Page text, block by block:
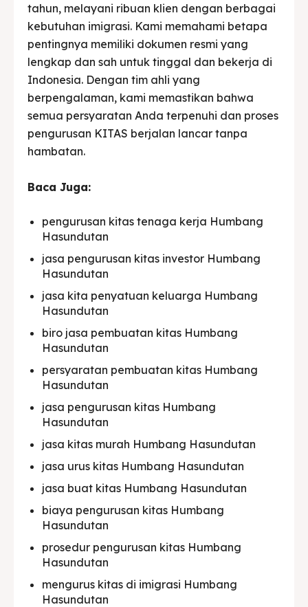
tahun, melayani ribuan klien dengan berbagai
kebutuhan imigrasi. Kami memahami betapa
pentingnya memiliki dokumen resmi yang
lengkap dan sah untuk tinggal dan bekerja di
Indonesia. Dengan tim ahli yang
berpengalaman, kami memastikan bahwa
semua persyaratan Anda terpenuhi dan proses
pengurusan KITAS berjalan lancar tanpa
hambatan.
Baca Juga:
pengurusan kitas tenaga kerja Humbang
Hasundutan
jasa pengurusan kitas investor Humbang
Hasundutan
jasa kita penyatuan keluarga Humbang
Hasundutan
biro jasa pembuatan kitas Humbang
Hasundutan
persyaratan pembuatan kitas Humbang
Hasundutan
jasa pengurusan kitas Humbang
Hasundutan
jasa kitas murah Humbang Hasundutan
jasa urus kitas Humbang Hasundutan
jasa buat kitas Humbang Hasundutan
biaya pengurusan kitas Humbang
Hasundutan
prosedur pengurusan kitas Humbang
Hasundutan
mengurus kitas di imigrasi Humbang
Hasundutan